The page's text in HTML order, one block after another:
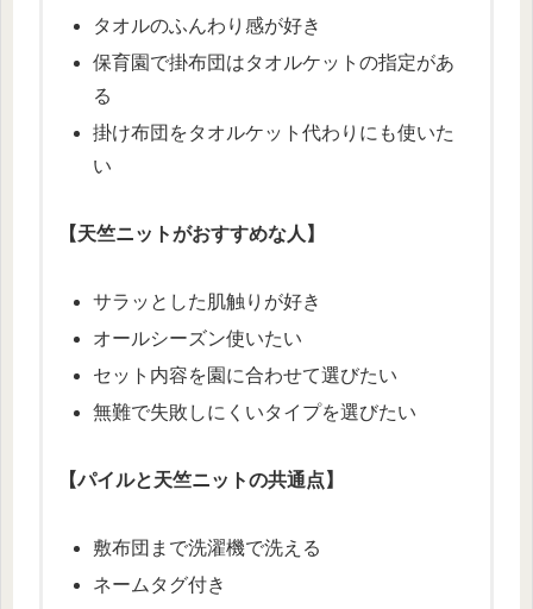
タオルのふんわり感が好き
保育園で掛布団はタオルケットの指定があ
る
掛け布団をタオルケット代わりにも使いた
い
【天竺ニットがおすすめな人】
サラッとした肌触りが好き
オールシーズン使いたい
セット内容を園に合わせて選びたい
無難で失敗しにくいタイプを選びたい
【パイルと天竺ニットの共通点】
敷布団まで洗濯機で洗える
ネームタグ付き